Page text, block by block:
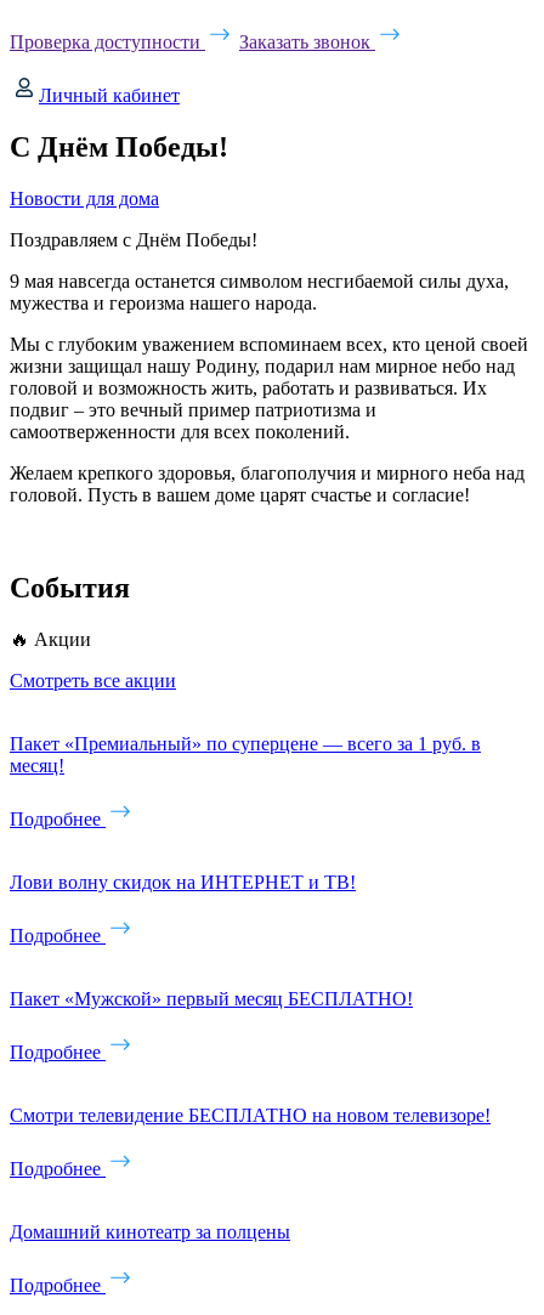
Проверка доступности Заказать звонок
Личный кабинет
C Днём Победы!
Новости для дома
Поздравляем с Днём Победы!
9 мая навсегда останется символом несгибаемой силы духа,
мужества и героизма нашего народа.
Мы с глубоким уважением вспоминаем всех, кто ценой своей
жизни защищал нашу Родину, подарил нам мирное небо над
головой и возможность жить, работать и развиваться. Их
подвиг – это вечный пример патриотизма и
самоотверженности для всех поколений.
Желаем крепкого здоровья, благополучия и мирного неба над
головой. Пусть в вашем доме царят счастье и согласие!
События
🔥 Акции
Смотреть все акции
Пакет «Премиальный» по суперцене — всего за 1 руб. в
месяц!
Подробнее
Лови волну скидок на ИНТЕРНЕТ и ТВ!
Подробнее
Пакет «Мужской» первый месяц БЕСПЛАТНО!
Подробнее
Смотри телевидение БЕСПЛАТНО на новом телевизоре!
Подробнее
Домашний кинотеатр за полцены
Подробнее